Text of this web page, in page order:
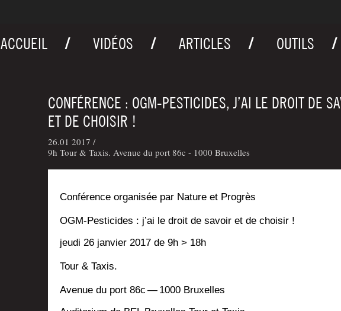
ACCUEIL VIDÉOS ARTICLES OUTILS
CONFÉRENCE : OGM-PESTICIDES, J’AI LE DROIT DE
ET DE CHOISIR !
26.01 2017 /
9h Tour & Taxis. Avenue du port 86c - 1000 Bruxelles
Confé­rence orga­ni­sée par Nature et Progrès
OGM-Pes­ti­cides : j’ai le droit de savoir et de choisir !
jeu­di 26 jan­vier 2017 de 9h > 18h
Tour & Taxis.
Ave­nue du port 86c — 1000 Bruxelles